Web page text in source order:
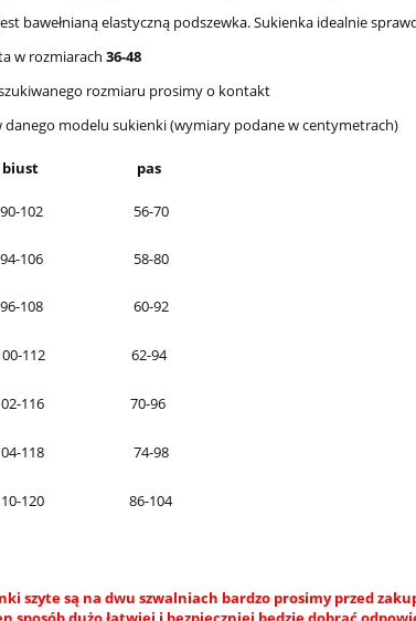
bawełnianą elastyczną podszewka. Sukienka idealnie
w rozmiarach 36-48
rozmiaru prosimy o kontakt
danego modelu sukienki (wymiary podane w centymetrach)
biust pas
90-102 56-70
94-106 58-80
96-108 60-92
112 62-94
116 70-96
118 74-98
120 86-104
szyte są na dwu szwalniach bardzo prosimy przed